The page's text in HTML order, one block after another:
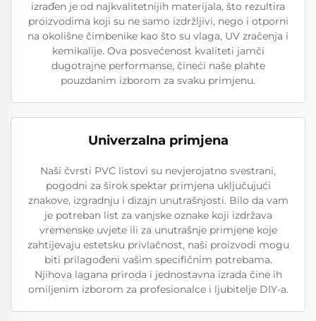
izrađen je od najkvalitetnijih materijala, što rezultira
proizvodima koji su ne samo izdržljivi, nego i otporni
na okolišne čimbenike kao što su vlaga, UV zračenja i
kemikalije. Ova posvećenost kvaliteti jamči
dugotrajne performanse, čineći naše plahte
pouzdanim izborom za svaku primjenu.
Univerzalna primjena
Naši čvrsti PVC listovi su nevjerojatno svestrani,
pogodni za širok spektar primjena uključujući
znakove, izgradnju i dizajn unutrašnjosti. Bilo da vam
je potreban list za vanjske oznake koji izdržava
vremenske uvjete ili za unutrašnje primjene koje
zahtijevaju estetsku privlačnost, naši proizvodi mogu
biti prilagođeni vašim specifičnim potrebama.
Njihova lagana priroda i jednostavna izrada čine ih
omiljenim izborom za profesionalce i ljubitelje DIY-a.